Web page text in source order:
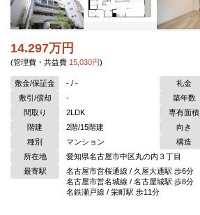
14.297万円
(管理費・共益費 15,030円)
敷金/保証金 - / - 礼金
敷引/償却
- 築年数
間取り
2LDK 専有面積
階建
2階/15階建 向き
種別
マンション 構造
所在地
愛知県名古屋市中区丸の内３丁目
最寄駅
名古屋市営桜通線 / 久屋大通駅 歩6分
名古屋市営名城線 / 名古屋城駅 歩8分
名鉄瀬戸線 / 栄町駅 歩11分